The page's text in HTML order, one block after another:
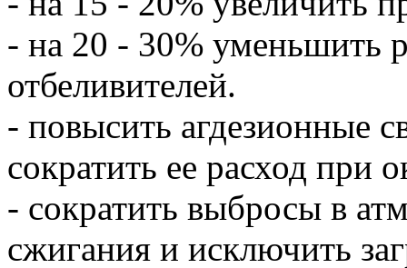
- на 20 - 30% уменьшить
отбеливителей.
- повысить агдезионные
сократить ее расход при
- сократить выбросы в
сжигания и исключить